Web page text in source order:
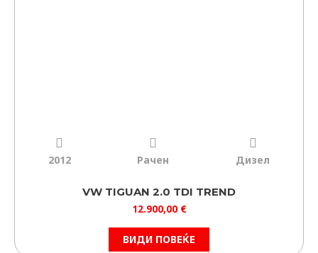
2012 Рачен Дизел
VW TIGUAN 2.0 TDI TREND
12.900,00 €
ВИДИ ПОВЕЌЕ